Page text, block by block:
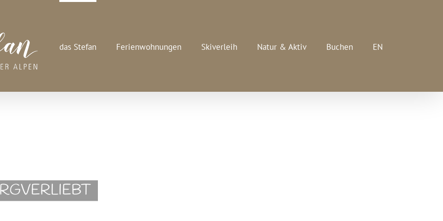
das Stefan Ferienwohnungen Skiverleih Natur & Aktiv Buchen EN